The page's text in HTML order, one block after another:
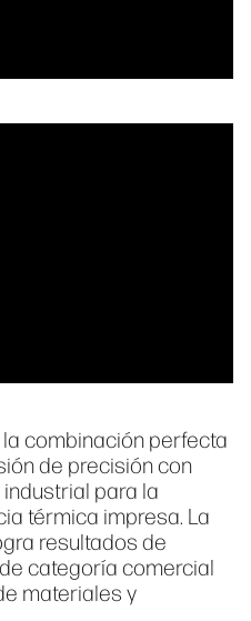
la combinación perfecta
de precisión con
para la
térmica impresa. La
resultados de
categoría comercial
materiales y